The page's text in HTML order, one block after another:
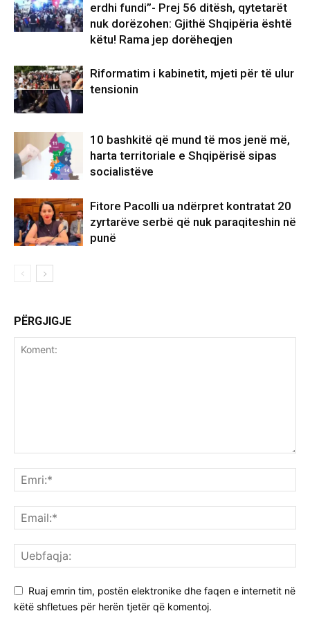
erdhi fundi”- Prej 56 ditësh, qytetarët
nuk dorëzohen: Gjithë Shqipëria është
këtu! Rama jep dorëheqjen
Riformatim i kabinetit, mjeti për të ulur
tensionin
10 bashkitë që mund të mos jenë më,
harta territoriale e Shqipërisë sipas
socialistëve
Fitore Pacolli ua ndërpret kontratat 20
zyrtarëve serbë që nuk paraqiteshin në
punë
PËRGJIGJE
Ruaj emrin tim, postën elektronike dhe faqen e internetit në
këtë shfletues për herën tjetër që komentoj.